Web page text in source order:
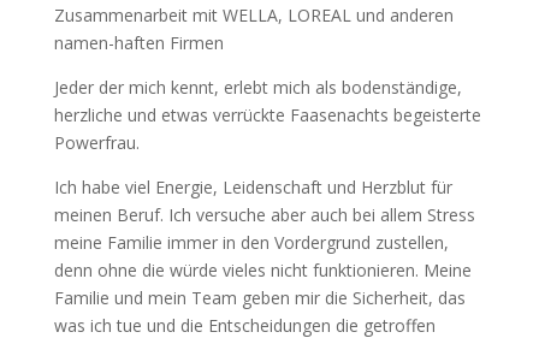
Zusammenarbeit mit WELLA, LOREAL und anderen
namen-haften Firmen
Jeder der mich kennt, erlebt mich als bodenständige,
herzliche und etwas verrückte Faasenachts begeisterte
Powerfrau.
Ich habe viel Energie, Leidenschaft und Herzblut für
meinen Beruf. Ich versuche aber auch bei allem Stress
meine Familie immer in den Vordergrund zustellen,
denn ohne die würde vieles nicht funktionieren. Meine
Familie und mein Team geben mir die Sicherheit, das
was ich tue und die Entscheidungen die getroffen